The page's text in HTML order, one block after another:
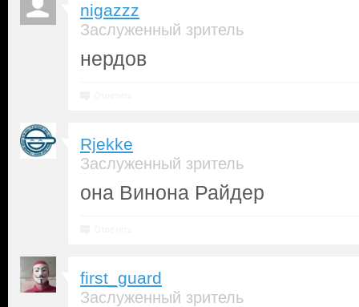
nigazzz
Заслуженный зритель
нердов
Rjekke
Заслуженный зритель
она Винона Райдер
first_guard
Заслуженный зритель